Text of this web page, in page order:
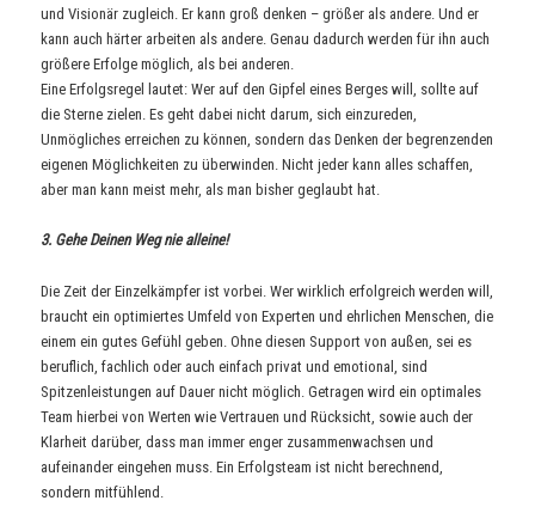
und Visionär zugleich. Er kann groß denken – größer als andere. Und er
kann auch härter arbeiten als andere. Genau dadurch werden für ihn auch
größere Erfolge möglich, als bei anderen.
Eine Erfolgsregel lautet: Wer auf den Gipfel eines Berges will, sollte auf
die Sterne zielen. Es geht dabei nicht darum, sich einzureden,
Unmögliches erreichen zu können, sondern das Denken der begrenzenden
eigenen Möglichkeiten zu überwinden. Nicht jeder kann alles schaffen,
aber man kann meist mehr, als man bisher geglaubt hat.
3. Gehe Deinen Weg nie alleine!
Die Zeit der Einzelkämpfer ist vorbei. Wer wirklich erfolgreich werden will,
braucht ein optimiertes Umfeld von Experten und ehrlichen Menschen, die
einem ein gutes Gefühl geben. Ohne diesen Support von außen, sei es
beruflich, fachlich oder auch einfach privat und emotional, sind
Spitzenleistungen auf Dauer nicht möglich. Getragen wird ein optimales
Team hierbei von Werten wie Vertrauen und Rücksicht, sowie auch der
Klarheit darüber, dass man immer enger zusammenwachsen und
aufeinander eingehen muss. Ein Erfolgsteam ist nicht berechnend,
sondern mitfühlend.